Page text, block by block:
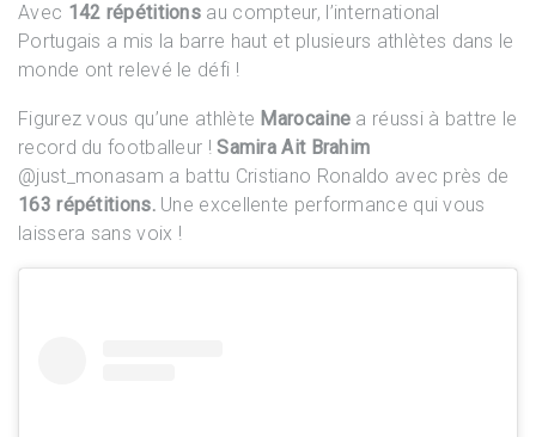
Avec 142 répétitions au compteur, l’international
Portugais a mis la barre haut et plusieurs athlètes dans le
monde ont relevé le défi !
Figurez vous qu’une athlète Marocaine a réussi à battre le
record du footballeur !Samira Ait Brahim
@just_monasam a battu Cristiano Ronaldo avec près de
163 répétitions. Une excellente performance qui vous
laissera sans voix !